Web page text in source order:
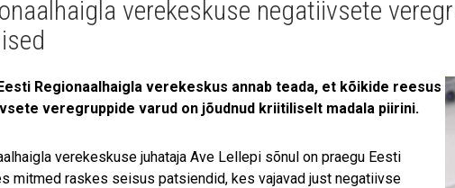
verekeskuse negatiivsete
Regionaalhaigla verekeskus annab teada, et kõikide reesus
veregruppide varud on jõudnud kriitiliselt madala piirini.
verekeskuse juhataja Ave Lellepi sõnul on praegu Eesti
mitmed raskes seisus patsiendid, kes vajavad just negatiivse